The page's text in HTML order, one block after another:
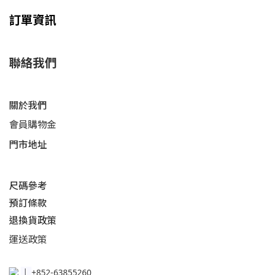
訂單資訊
聯絡我們
關於我們
會員購物金
門市地址
尺碼參考
預訂條款
退換貨政策​
運送政策​
│ +852-63855260